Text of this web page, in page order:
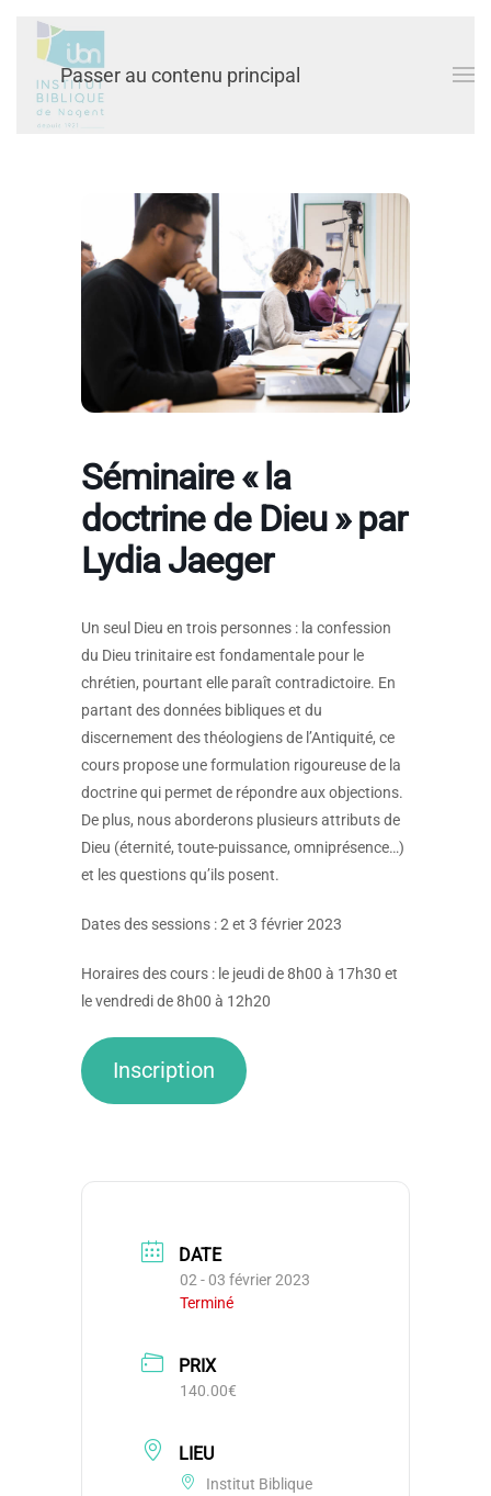
Passer au contenu principal
Séminaire « la
doctrine de Dieu » par
Lydia Jaeger
Un seul Dieu en trois personnes : la confession
du Dieu trinitaire est fondamentale pour le
chrétien, pourtant elle paraît contradictoire. En
partant des données bibliques et du
discernement des théologiens de l’Antiquité, ce
cours propose une formulation rigoureuse de la
doctrine qui permet de répondre aux objections.
De plus, nous aborderons plusieurs attributs de
Dieu (éternité, toute-puissance, omniprésence…)
et les questions qu’ils posent.
Dates des sessions : 2 et 3 février 2023
Horaires des cours : le jeudi de 8h00 à 17h30 et
le vendredi de 8h00 à 12h20
Inscription
DATE
02 - 03 février 2023
Terminé
PRIX
140.00€
LIEU
Institut Biblique